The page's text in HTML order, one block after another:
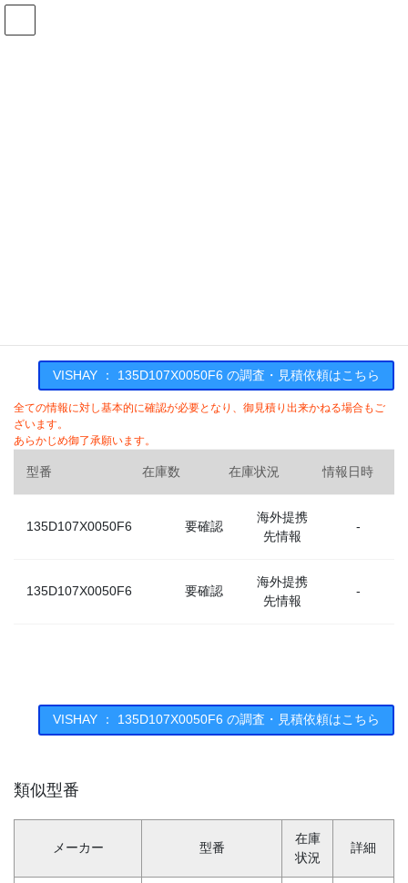
コ
ナ
VISHAY ： 135D107X0050F6 の調査・見積依頼はこちら
全ての情報に対し基本的に確認が必要となり、御見積り出来かねる場合もご
ざいます。
あらかじめ御了承願います。
型番 在庫数 在庫状況 情報日時
135D107X0050F6 要確認
海外提携
先情報
-
135D107X0050F6 要確認
海外提携
先情報
-
VISHAY ： 135D107X0050F6 の調査・見積依頼はこちら
類似型番
メーカー 型番
在庫
状況
詳細